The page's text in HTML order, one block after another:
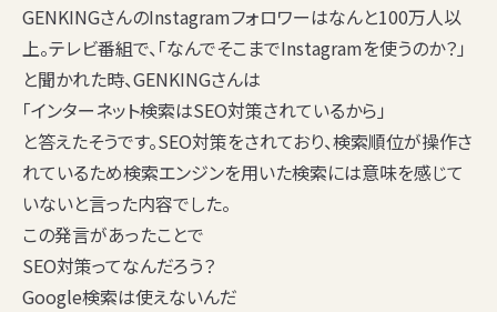
GENKINGさんのInstagramフォロワーはなんと100万人以
上。テレビ番組で、「なんでそこまでInstagramを使うのか？」
と聞かれた時、GENKINGさんは
「インターネット検索はSEO対策されているから」
と答えたそうです。SEO対策をされており、検索順位が操作さ
れているため検索エンジンを用いた検索には意味を感じて
いないと言った内容でした。
この発言があったことで
SEO対策ってなんだろう？
Google検索は使えないんだ